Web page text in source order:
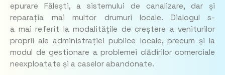
epurare Fălești, a sistemului de canalizare, dar și
reparația mai multor drumuri locale. Dialogul s-
a mai referit la modalitățile de creștere a veniturilor
proprii ale administrației publice locale, precum și la
modul de gestionare a problemei clădirilor comerciale
neexploatate și a caselor abandonate.